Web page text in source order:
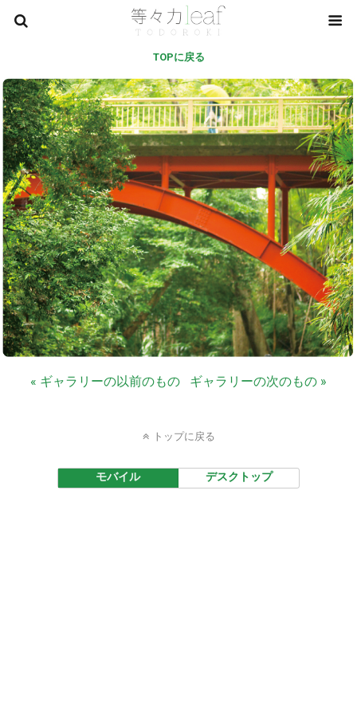
TOPに戻る
« ギャラリーの以前のもの ギャラリーの次のもの »
トップに戻る
モバイル デスクトップ